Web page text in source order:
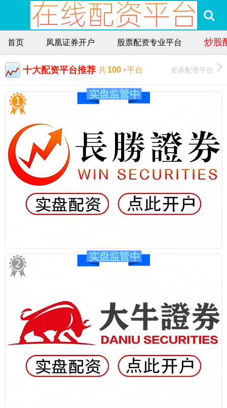
首页 凤凰证券开户 股票配资专业平台 炒股
十大配资平台推荐 共100+平台 更多配资平台